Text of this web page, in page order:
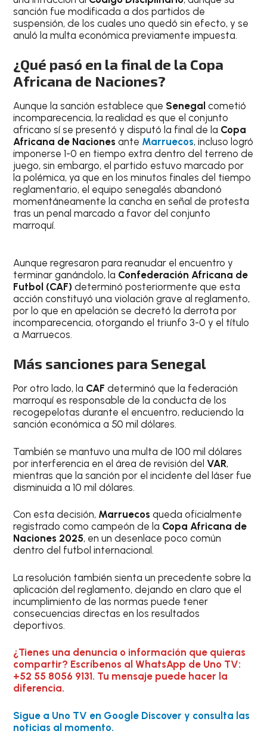
sanción fue modificada a dos partidos de
suspensión, de los cuales uno quedó sin efecto, y se
anuló la multa económica previamente impuesta.
¿Qué pasó en la final de la Copa
Africana de Naciones?
Aunque la sanción establece que Senegalcometió
incomparecencia, la realidad es que el conjunto
africano sí se presentó y disputó la final de la Copa
Africana de Naciones ante Marruecos, incluso logró
imponerse 1-0 en tiempo extra dentro del terreno de
juego, sin embargo, el partido estuvo marcado por
la polémica, ya que en los minutos finales del tiempo
reglamentario, el equipo senegalés abandonó
momentáneamente la cancha en señal de protesta
tras un penal marcado a favor del conjunto
marroquí.
Aunque regresaron para reanudar el encuentro y
terminar ganándolo, la Confederación Africana de
Futbol (CAF) determinó posteriormente que esta
acción constituyó una violación grave al reglamento,
por lo que en apelación se decretó la derrota por
incomparecencia, otorgando el triunfo 3-0 y el título
a Marruecos.
Más sanciones para Senegal
Por otro lado, la CAFdeterminó que la federación
marroquí es responsable de la conducta de los
recogepelotas durante el encuentro, reduciendo la
sanción económica a 50 mil dólares.
También se mantuvo una multa de 100 mil dólares
por interferencia en el área de revisión delVAR,
mientras que la sanción por el incidente del láser fue
disminuida a 10 mil dólares.
Con esta decisión, Marruecosqueda oficialmente
registrado como campeón de la Copa Africana de
Naciones 2025, en un desenlace poco común
dentro del futbol internacional.
La resolución también sienta un precedente sobre la
aplicación del reglamento, dejando en claro que el
incumplimiento de las normas puede tener
consecuencias directas en los resultados
deportivos.
¿Tienes una denuncia o información que quieras
compartir? Escríbenos al WhatsApp de Uno TV:
+52 55 8056 9131. Tu mensaje puede hacer la
diferencia.
Sigue a Uno TV en Google Discover y consulta las
noticias al momento.